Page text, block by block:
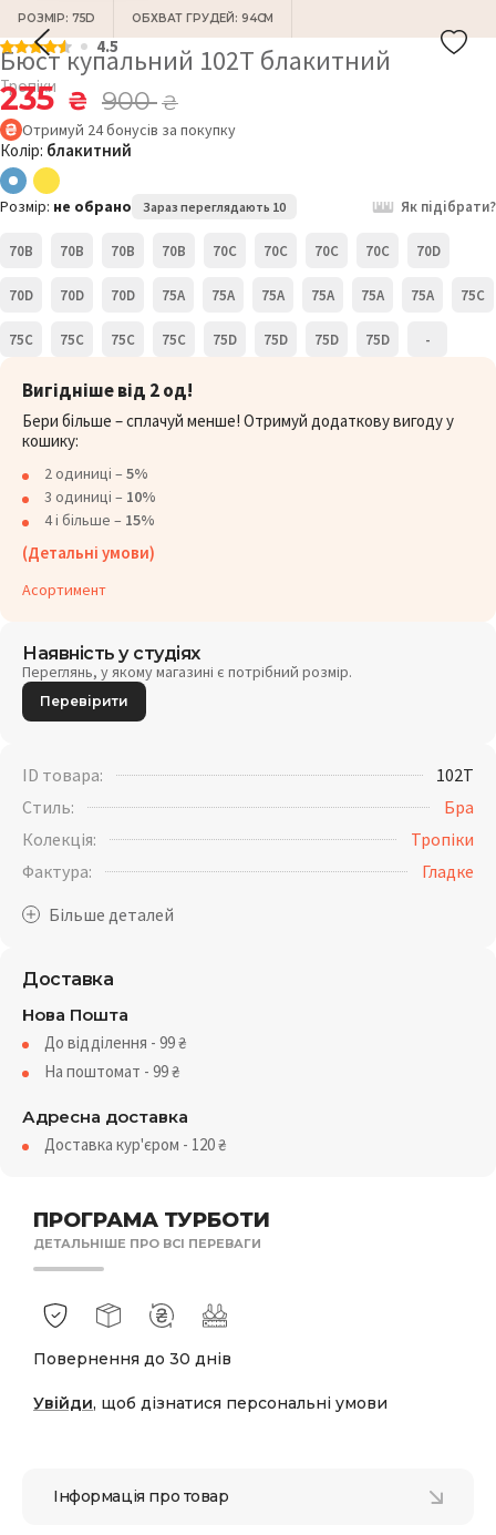
РОЗМІР: 75D ОБХВАТ ГРУДЕЙ: 94СМ
4.5
Бюст купальний 102T блакитний
Тропіки
235 ₴ 900₴
Отримуй 24бонусів за покупку
Колір: блакитний
Розмір: не обрано Зараз переглядають 10 Як підібрати?
70B 70B 70B 70B 70C 70C 70C 70C 70D
70D 70D 70D 75A 75A 75A 75A 75A 75A 75C
75C 75C 75C 75C 75D 75D 75D 75D -
Вигідніше від 2 од!
Бери більше – сплачуй менше! Отримуй додаткову вигоду у
кошику:
2 одиниці – 5%
3 одиниці – 10%
4 і більше – 15%
(Детальні умови)
Асортимент
ПРОГРАМА ТУРБОТИ
ДЕТАЛЬНІШЕ ПРО ВСІ ПЕРЕВАГИ
Повернення до 30 днів
Увійди, щоб дізнатися персональні умови
Наявність у студіях
Переглянь, у якому магазині є потрібний розмір.
Перевірити
ID товара:
102T
Стиль:
Бра
Колекція:
Тропіки
Фактура:
Гладке
Доставка
Нова Пошта
До відділення - 99₴
На поштомат - 99₴
Адресна доставка
Доставка кур'єром - 120₴
Інформація про товар